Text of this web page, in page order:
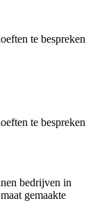
te bespreken
te bespreken
bedrijven in
gemaakte